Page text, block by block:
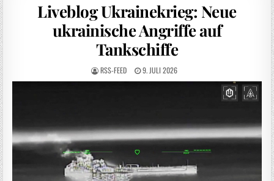
Liveblog Ukrainekrieg: Neue
ukrainische Angriffe auf
Tankschiffe
RSS-FEED 9. JULI 2026